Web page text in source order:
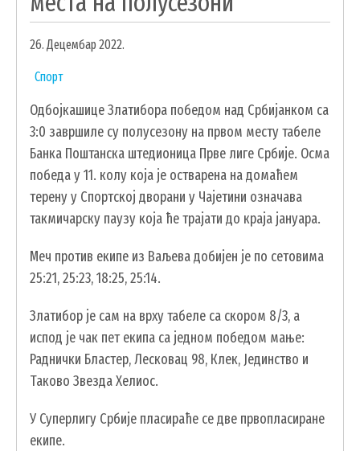
УДРУЖЕЊА И НВО
ЛОКАЛНА САМОУПРАВА
ПРЕДСЕДНИК
ОПШТИНСКО ВЕЋЕ
ОПШТИНСКА УПРАВА
ОПШТИНСКО ПРАВОБРАНИЛАШТВО
МЕСНЕ ЗАЈЕДНИЦЕ
КОМУНАЛНА МИЛИЦИЈА ОПШТИНЕ
ЧАЈЕТИНА
ИНТЕРНА РЕВИЗИЈА
26. Децембар 2022.
Спорт
Одбојкашице Златибора победом над Србијанком са
3:0 завршиле су полусезону на првом месту табеле
Банка Поштанска штедионица Прве лиге Србије. Осма
победа у 11. колу која је остварена на домаћем
терену у Спортској дворани у Чајетини означава
такмичарску паузу која ће трајати до краја јануара.
Меч против екипе из Ваљева добијен је по сетовима
25:21, 25:23, 18:25, 25:14.
Златибор је сам на врху табеле са скором 8/3, а
испод је чак пет екипа са једном победом мање:
Раднички Бластер, Лесковац 98, Клек, Јединство и
Таково Звезда Хелиос.
У Суперлигу Србије пласираће се две првопласиране
екипе.